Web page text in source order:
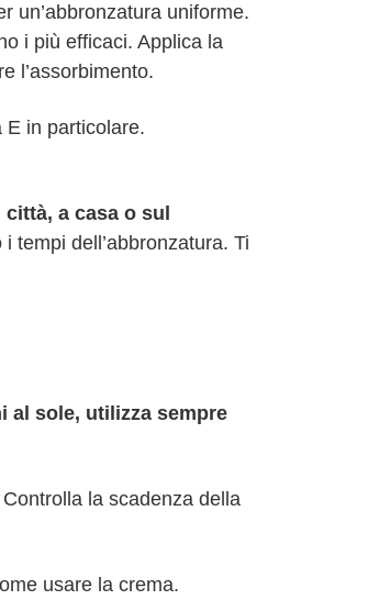
un’abbronzatura uniforme.
i più efficaci. Applica la
l’assorbimento.
E in particolare.
a casa o sul
tempi dell’abbronzatura. Ti
al sole, utilizza sempre
la scadenza della
usare la crema.